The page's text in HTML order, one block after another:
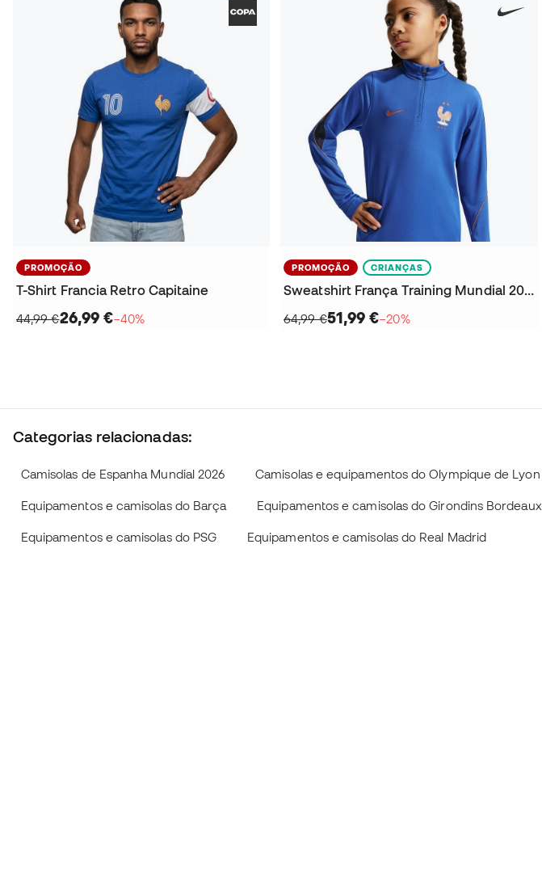
PROMOÇÃO
T-Shirt Francia Retro Capitaine
44,99 €26,99 €−40%
PROMOÇÃO CRIANÇAS
Sweatshirt França Training Mundial 2026 Criança
64,99 €51,99 €−20%
Categorias relacionadas:
Camisolas de Espanha Mundial 2026 Camisolas e equipamentos do Olympique de Lyon
Equipamentos e camisolas do Barça Equipamentos e camisolas do Girondins Bordeaux
Equipamentos e camisolas do PSG Equipamentos e camisolas do Real Madrid